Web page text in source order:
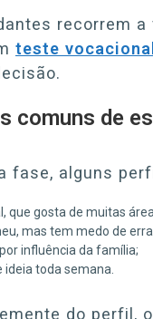
recorrem
teste
comuns de
fase, alguns
que gosta de muitas
mas tem medo de
influência da família;
ideia toda semana.
do perfil,